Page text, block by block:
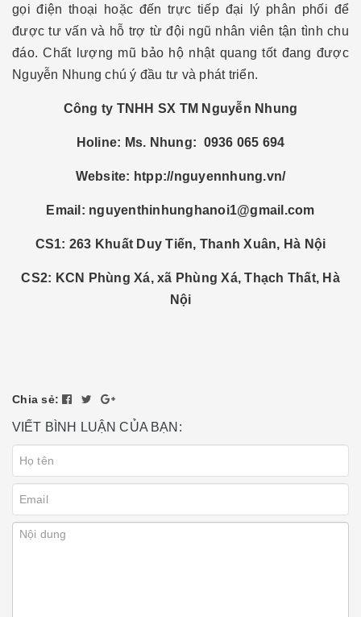
gọi điện thoại hoặc đến trực tiếp đại lý phân phối để
được tư vấn và hỗ trợ từ đội ngũ nhân viên tận tình chu
đáo. Chất lượng mũ bảo hộ nhật quang tốt đang được
Nguyễn Nhung chú ý đầu tư và phát triển.
Công ty TNHH SX TM Nguyễn Nhung
Holine: Ms. Nhung: 0936 065 694
Website: htpp://nguyennhung.vn/
Email: nguyenthinhunghanoi1@gmail.com
CS1: 263 Khuất Duy Tiến, Thanh Xuân, Hà Nội
CS2: KCN Phùng Xá, xã Phùng Xá, Thạch Thất, Hà
Nội
Chia sẻ:
VIẾT BÌNH LUẬN CỦA BẠN: